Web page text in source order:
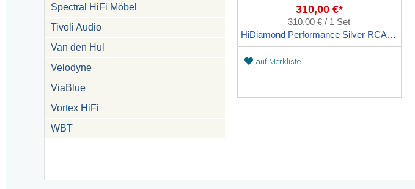
Spectral HiFi Möbel
Tivoli Audio
Van den Hul
Velodyne
ViaBlue
Vortex HiFi
WBT
310,00 €*
310.00 € / 1 Set
HiDiamond Performance Silver RCA-Kabel
auf Merkliste